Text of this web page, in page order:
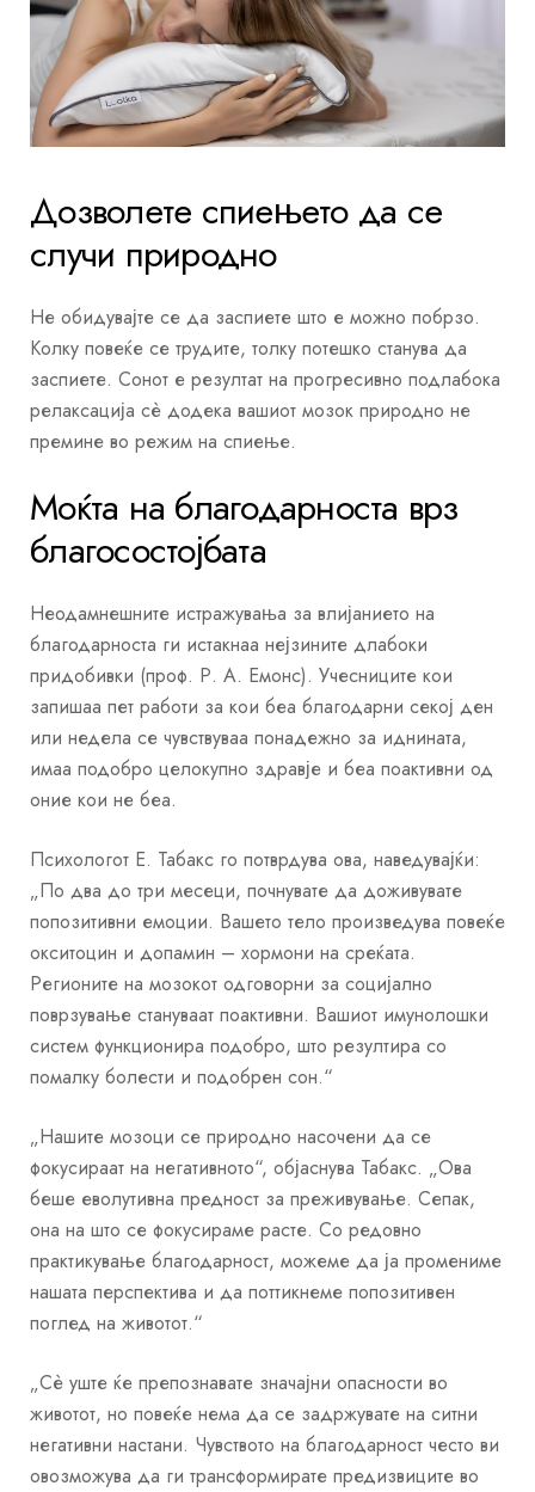
Дозволете спиењето да се
случи природно
Не обидувајте се да заспиете што е можно побрзо.
Колку повеќе се трудите, толку потешко станува да
заспиете. Сонот е резултат на прогресивно подлабока
релаксација сè додека вашиот мозок природно не
премине во режим на спиење.
Моќта на благодарноста врз
благосостојбата
Неодамнешните истражувања за влијанието на
благодарноста ги истакнаа нејзините длабоки
придобивки (проф. Р. А. Емонс). Учесниците кои
запишаа пет работи за кои беа благодарни секој ден
или недела се чувствуваа понадежно за иднината,
имаа подобро целокупно здравје и беа поактивни од
оние кои не беа.
Психологот Е. Табакс го потврдува ова, наведувајќи:
„По два до три месеци, почнувате да доживувате
попозитивни емоции. Вашето тело произведува повеќе
окситоцин и допамин – хормони на среќата.
Регионите на мозокот одговорни за социјално
поврзување стануваат поактивни. Вашиот имунолошки
систем функционира подобро, што резултира со
помалку болести и подобрен сон.“
„Нашите мозоци се природно насочени да се
фокусираат на негативното“, објаснува Табакс. „Ова
беше еволутивна предност за преживување. Сепак,
она на што се фокусираме расте. Со редовно
практикување благодарност, можеме да ја промениме
нашата перспектива и да поттикнеме попозитивен
поглед на животот.“
„Сè уште ќе препознавате значајни опасности во
животот, но повеќе нема да се задржувате на ситни
негативни настани. Чувството на благодарност често ви
овозможува да ги трансформирате предизвиците во